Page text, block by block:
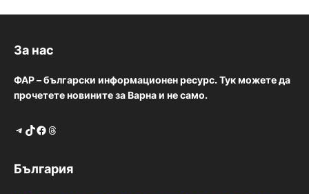
За нас
ФАР – български информационен ресурс. Тук можете да
прочетете новините за Варна и не само.
Telegram TikTok Facebook Threads
България